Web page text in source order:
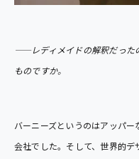
――レディメイドの解釈だった
ものですか。
バーニーズというのはアッパ
会社でした。そして、世界的